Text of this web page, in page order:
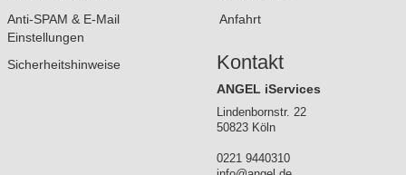
Anti-SPAM & E-Mail
Einstellungen
Sicherheitshinweise
Anfahrt
Kontakt
ANGEL iServices
Lindenbornstr. 22
50823 Köln
0221 9440310